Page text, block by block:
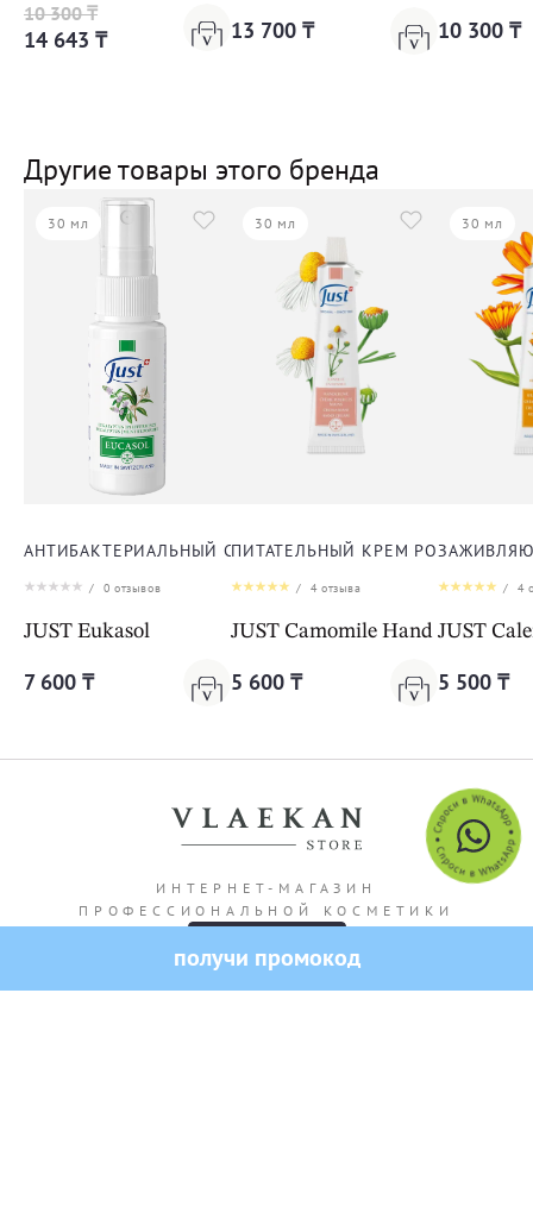
10 300 ₸
14 643 ₸ 13 700 ₸ 10 300 ₸
Другие товары этого бренда
30 мл
АНТИБАКТЕРИАЛЬНЫЙ СПРЕЙ ЭУКАСОЛ
/ 0 отзывов
JUST Eukasol
7 600 ₸
30 мл
ПИТАТЕЛЬНЫЙ КРЕМ РОМАШКА
/ 4отзыва
JUST Camomile Hand Cream
5 600 ₸
30 мл
/ 4
JUST
5 500 ₸
ИНТЕРНЕТ-МАГАЗИН
ПРОФЕССИОНАЛЬНОЙ КОСМЕТИКИ
получи промокод